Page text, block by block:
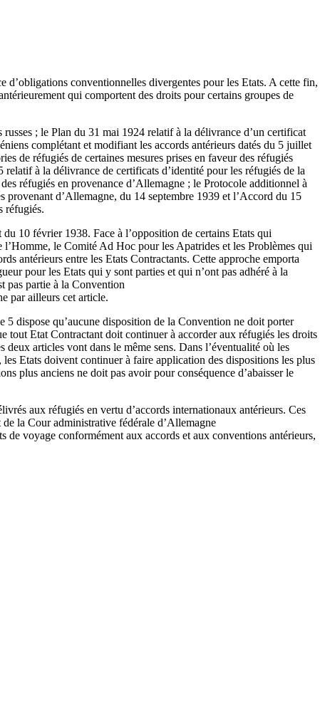
conventionnelles divergentes pour les Etats. A cette fin,
qui comportent des droits pour certains groupes de
; le Plan du 31 mai 1924 relatif à la délivrance d’un certificat
complétant et modifiant les accords antérieurs datés du 5 juillet
de réfugiés de certaines mesures prises en faveur des réfugiés
à la délivrance de certificats d’identité pour les réfugiés de la
réfugiés en provenance d’Allemagne ; le Protocole additionnel à
d’Allemagne, du 14 septembre 1939 et l’Accord du 15
réfugiés.
10 février 1938. Face à l’opposition de certains Etats qui
l’Homme, le Comité Ad Hoc pour les Apatrides et les Problèmes qui
antérieurs entre les Etats Contractants. Cette approche emporta
pour les Etats qui y sont parties et qui n’ont pas adhéré à la
pas partie à la Convention
par ailleurs cet article.
dispose qu’aucune disposition de la Convention ne doit porter
tout Etat Contractant doit continuer à accorder aux réfugiés les droits
articles vont dans le même sens. Dans l’éventualité où les
Etats doivent continuer à faire application des dispositions les plus
plus anciens ne doit pas avoir pour conséquence d’abaisser le
aux réfugiés en vertu d’accords internationaux antérieurs. Ces
la Cour administrative fédérale d’Allemagne
voyage conformément aux accords et aux conventions antérieurs,